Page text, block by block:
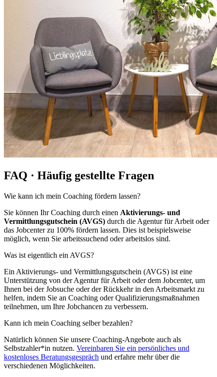
FAQ · Häufig gestellte Fragen
Wie kann ich mein Coaching fördern lassen?
Sie können Ihr Coaching durch einen Aktivierungs- und
Vermittlungsgutschein (AVGS) durch die Agentur für Arbeit oder
das Jobcenter zu 100% fördern lassen. Dies ist beispielsweise
möglich, wenn Sie arbeitssuchend oder arbeitslos sind.
Was ist eigentlich ein AVGS?
Ein Aktivierungs- und Vermittlungsgutschein (AVGS) ist eine
Unterstützung von der Agentur für Arbeit oder dem Jobcenter, um
Ihnen bei der Jobsuche oder der Rückkehr in den Arbeitsmarkt zu
helfen, indem Sie an Coaching oder Qualifizierungsmaßnahmen
teilnehmen, um Ihre Jobchancen zu verbessern.
Kann ich mein Coaching selber bezahlen?
Natürlich können Sie unsere Coaching-Angebote auch als
Selbstzahler*in nutzen. Vereinbaren Sie ein persönliches und
kostenloses Beratungsgespräch und erfahre mehr über die
verschiedenen Möglichkeiten.